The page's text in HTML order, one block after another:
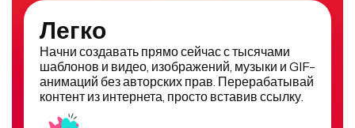
Легко
Начни создавать прямо сейчас с тысячами
шаблонов и видео, изображений, музыки и GIF-
анимаций без авторских прав. Перерабатывай
контент из интернета, просто вставив ссылку.